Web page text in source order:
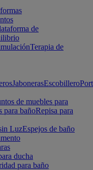
de
Terapia de
JabonerasEscobillero
de muebles para
para bañoRepisa para
LuzEspejos de baño
ducha
para baño